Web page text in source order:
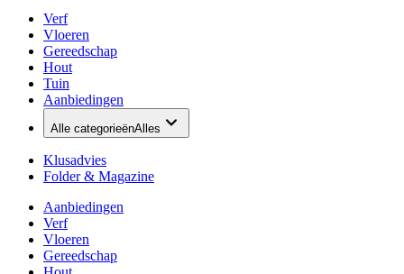
Verf
Vloeren
Gereedschap
Hout
Tuin
Aanbiedingen
Alle categorieënAlles
Klusadvies
Folder & Magazine
Aanbiedingen
Verf
Vloeren
Gereedschap